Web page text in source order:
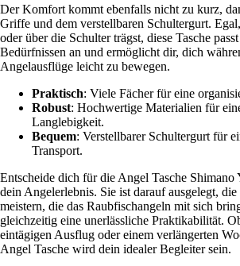
Der Komfort kommt ebenfalls nicht zu kurz,
Griffe und dem verstellbaren Schultergurt.
oder über die Schulter trägst, diese Tasche
Bedürfnissen an und ermöglicht dir, dich
Angelausflüge leicht zu bewegen.
Praktisch: Viele Fächer für eine
Robust: Hochwertige Materialien für
Langlebigkeit.
Bequem: Verstellbarer Schultergurt für
Transport.
Entscheide dich für die Angel Tasche Shimano
dein Angelerlebnis. Sie ist darauf ausgelegt,
meistern, die das Raubfischangeln mit sich
gleichzeitig eine unerlässliche Praktikabilität.
eintägigen Ausflug oder einem verlängerten
Angel Tasche wird dein idealer Begleiter sein.